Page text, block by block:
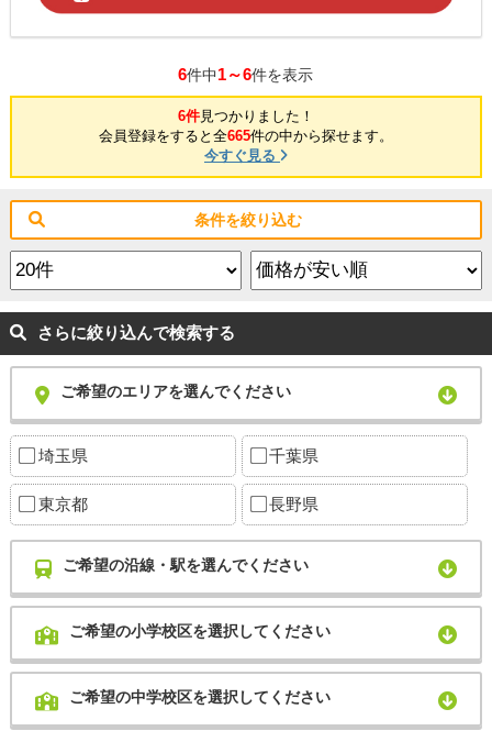
6件中1～6件を表示
6件見つかりました！
会員登録をすると全665件の中から探せます。
今すぐ見る
条件を絞り込む
さらに絞り込んで検索する
ご希望のエリアを選んでください
埼玉県 千葉県
東京都 長野県
ご希望の沿線・駅を選んでください
ご希望の小学校区を選択してください
ご希望の中学校区を選択してください